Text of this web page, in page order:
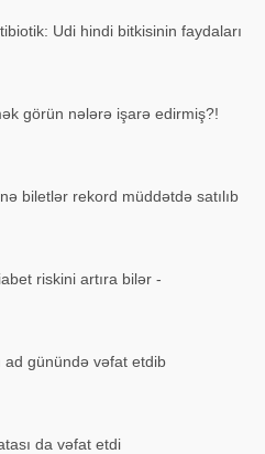
Udi hindi bitkisinin faydaları
görün nələrə işarə edirmiş?!
biletlər rekord müddətdə satılıb
riskini artıra bilər -
ad günündə vəfat etdib
da vəfat etdi